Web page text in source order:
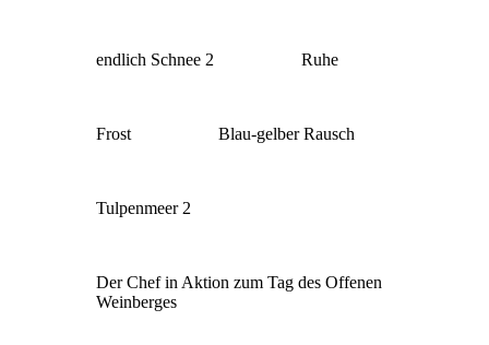
endlich Schnee 2 Ruhe
Frost Blau-gelber Rausch
Tulpenmeer 2
Der Chef in Aktion zum Tag des Offenen
Weinberges